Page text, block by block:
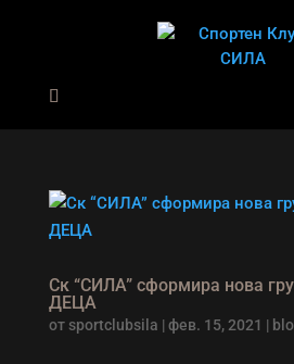
Ск “СИЛА” сформира нова
ДЕЦА
от sportclubsila | фев. 15, 2021 |